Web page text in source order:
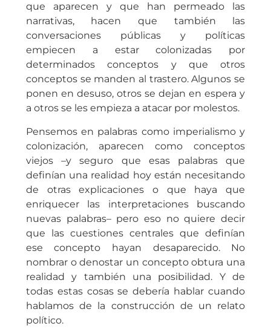
que aparecen y que han permeado las
narrativas, hacen que también las
conversaciones públicas y políticas
empiecen a estar colonizadas por
determinados conceptos y que otros
conceptos se manden al trastero. Algunos se
ponen en desuso, otros se dejan en espera y
a otros se les empieza a atacar por molestos.
Pensemos en palabras como imperialismo y
colonización, aparecen como conceptos
viejos –y seguro que esas palabras que
definían una realidad hoy están necesitando
de otras explicaciones o que haya que
enriquecer las interpretaciones buscando
nuevas palabras– pero eso no quiere decir
que las cuestiones centrales que definían
ese concepto hayan desaparecido. No
nombrar o denostar un concepto obtura una
realidad y también una posibilidad. Y de
todas estas cosas se debería hablar cuando
hablamos de la construcción de un relato
político.